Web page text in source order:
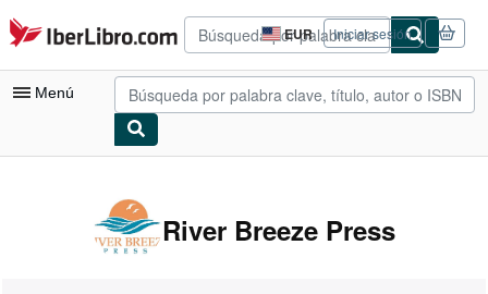
Pasar al contenido principal
IberLibro.com EUR
Preferencias
de
compra
del
Iniciar sesión
Menú
Consultar mis pedidos
Búsqueda avanzada
River Breeze Press